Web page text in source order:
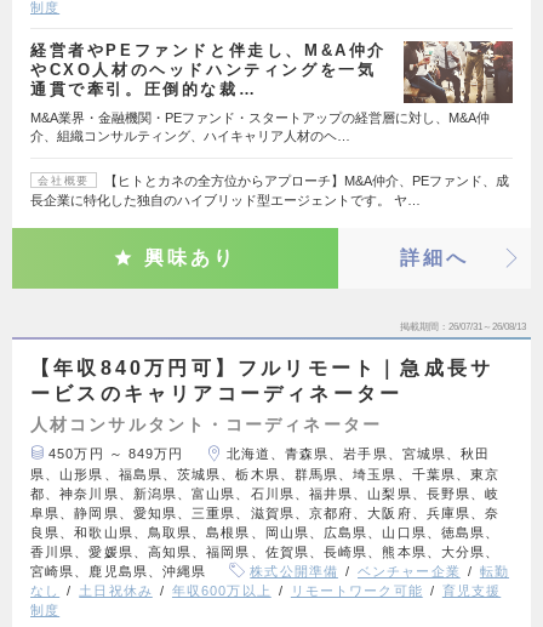
制度
経営者やPEファンドと伴走し、M&A仲介
やCXO人材のヘッドハンティングを一気
通貫で牽引。圧倒的な裁…
M&A業界・金融機関・PEファンド・スタートアップの経営層に対し、M&A仲
介、組織コンサルティング、ハイキャリア人材のヘ…
会社概要
【ヒトとカネの全方位からアプローチ】M&A仲介、PEファンド、成
長企業に特化した独自のハイブリッド型エージェントです。 ヤ…
興味あり 詳細へ
掲載期間 26/07/31～26/08/13
【年収840万円可】フルリモート｜急成長サ
ービスのキャリアコーディネーター
人材コンサルタント・コーディネーター
450万円 ～ 849万円
北海道、青森県、岩手県、宮城県、秋田
県、山形県、福島県、茨城県、栃木県、群馬県、埼玉県、千葉県、東京
都、神奈川県、新潟県、富山県、石川県、福井県、山梨県、長野県、岐
阜県、静岡県、愛知県、三重県、滋賀県、京都府、大阪府、兵庫県、奈
良県、和歌山県、鳥取県、島根県、岡山県、広島県、山口県、徳島県、
香川県、愛媛県、高知県、福岡県、佐賀県、長崎県、熊本県、大分県、
宮崎県、鹿児島県、沖縄県
株式公開準備 ベンチャー企業
転勤
なし
土日祝休み 年収600万以上 リモートワーク可能
育児支援
制度